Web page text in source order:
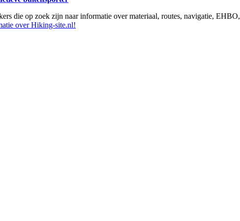
die op zoek zijn naar informatie over materiaal, routes, navigatie,
over Hiking-site.nl!